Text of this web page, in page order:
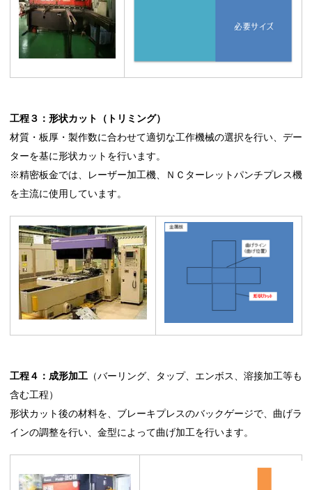
工程３：形状カット（トリミング）
材質・板厚・製作数に合わせて適切な工作機械の選択を行い、デー
ターを基に形状カットを行います。
※精密板金では、レーザー加工機、ＮＣターレットパンチプレス機
を主流に使用しています。
工程４：成形加工（バーリング、タップ、エンボス、溶接加工等も
含む工程）
形状カット後の材料を、ブレーキプレスのバックゲージで、曲げラ
インの調整を行い、金型によって曲げ加工を行います。